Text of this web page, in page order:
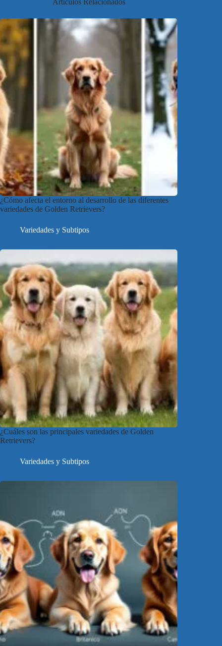
¿Cómo afecta el entorno al desarrollo de las diferentes
variedades de Golden Retrievers?
Variedades y Subtipos
¿Cuáles son las principales variedades de Golden
Retrievers?
Variedades y Subtipos